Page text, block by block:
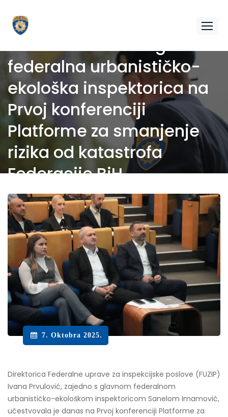
Direktorica FUZIP i glavna
federalna urbanističko-
ekološka inspektorica na
Prvoj konferenciji
Platforme za smanjenje
rizika od katastrofa
Federacije BiH
7. Oktobra 2025.
Direktorica Federalne uprave za inspekcijske poslove (FUZIP)
Ivana Prvulović, zajedno s glavnom federalnom
urbanističko-ekološkom inspektoricom Sanelom Imamović,
učestvovala je danas na Prvoj konferenciji Platforme za